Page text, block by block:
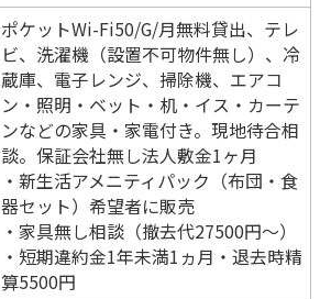
ポケットWi-Fi50/G/月無料貸出、テレ
ビ、洗濯機（設置不可物件無し）、冷
蔵庫、電子レンジ、掃除機、エアコ
ン・照明・ベット・机・イス・カーテ
ンなどの家具・家電付き。現地待合相
談。保証会社無し法人敷金1ヶ月
・新生活アメニティパック（布団・食
器セット）希望者に販売
・家具無し相談（撤去代27500円～）
・短期違約金1年未満1ヵ月・退去時精
算5500円